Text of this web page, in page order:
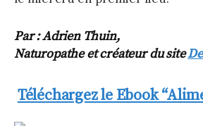
Par : Adrien Thuin,
Naturopathe et créateur du site
Téléchargez le Ebook